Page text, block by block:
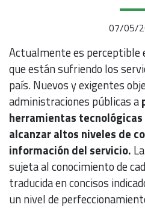
07/05/
Actualmente es perceptible
que están sufriendo los
país. Nuevos y exigentes
administraciones públicas a
herramientas
alcanzar altos niveles de
información del servicio.
sujeta al conocimiento de
traducida en concisos
un nivel de